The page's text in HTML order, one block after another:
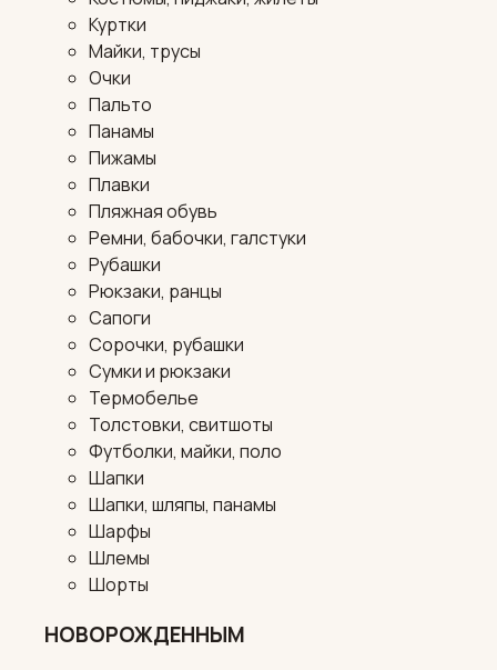
Куртки
Майки, трусы
Очки
Пальто
Панамы
Пижамы
Плавки
Пляжная обувь
Ремни, бабочки, галстуки
Рубашки
Рюкзаки, ранцы
Сапоги
Сорочки, рубашки
Сумки и рюкзаки
Термобелье
Толстовки, свитшоты
Футболки, майки, поло
Шапки
Шапки, шляпы, панамы
Шарфы
Шлемы
Шорты
НОВОРОЖДЕННЫМ